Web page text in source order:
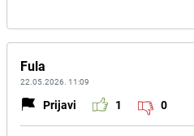
Fula
22.05.2026. 11:09
Prijavi 1 0